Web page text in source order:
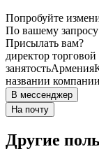
Попробуйте
По вашему запросу
Присылать вам?
директор
занятостьАрмения
названии
В мессенджер
На почту
Другие